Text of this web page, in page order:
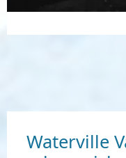
Waterville